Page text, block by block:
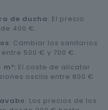
de ducha: El precio
400 €.
: Cambiar los sanitarios
500 € y 700 €.
El coste de alicatar
oscila entre 800 €
: Los precios de los